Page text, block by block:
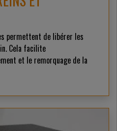
permettent de libérer les
Cela facilite
et le remorquage de la